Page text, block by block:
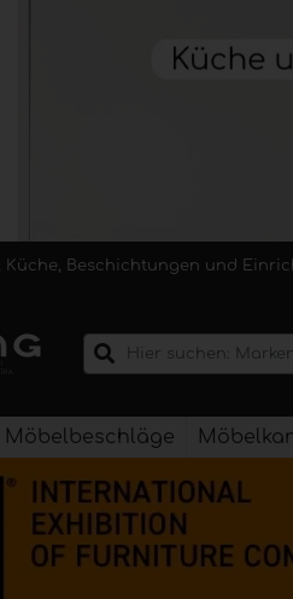
Küche, Beschichtungen und
Möbelbeschläge